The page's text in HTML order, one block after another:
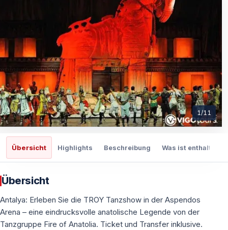
1/11
Übersicht Highlights Beschreibung Was ist enthalten
Übersicht
Antalya: Erleben Sie die TROY Tanzshow in der Aspendos
Arena – eine eindrucksvolle anatolische Legende von der
Tanzgruppe Fire of Anatolia. Ticket und Transfer inklusive.